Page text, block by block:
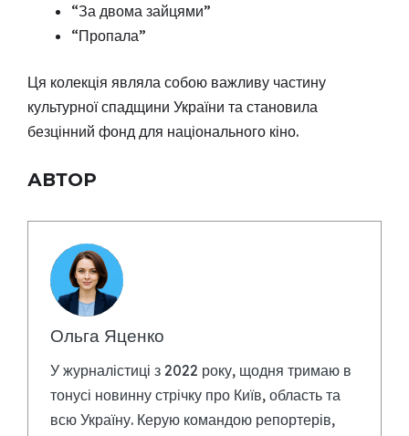
“За двома зайцями”
“Пропала”
Ця колекція являла собою важливу частину
культурної спадщини України та становила
безцінний фонд для національного кіно.
АВТОР
Ольга Яценко
У журналістиці з 2022 року, щодня тримаю в
тонусі новинну стрічку про Київ, область та
всю Україну. Керую командою репортерів,